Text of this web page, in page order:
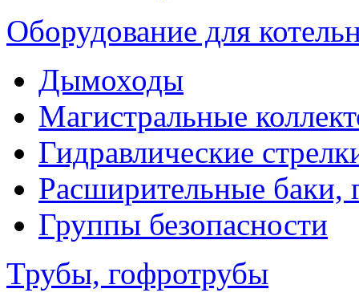
Оборудование для
Дымоходы
Магистральные
Гидравлические
Расширительные баки,
Группы безопасности
Трубы, гофротрубы